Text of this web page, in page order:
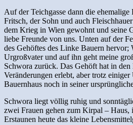
Auf der Teichgasse dann die
Fritsch, der Sohn und auch
dem Krieg in Wien gewohnt und seine
liebe Freunde von uns. Unten auf der
des Gehöftes des Linke Bauern
Urgroßvater und auf ihn geht meine
Schwora zurück. Das Gehöft hat in den
Veränderungen erlebt, aber trotz einiger
Bauernhaus noch in seiner
Schwora liegt völlig ruhig und
zwei Frauen gehen zum Kirpal – Haus,
Erstaunen heute das kleine